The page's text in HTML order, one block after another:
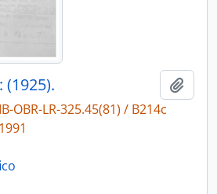
(1925).
OBR-LR-325.45(81) / B214c